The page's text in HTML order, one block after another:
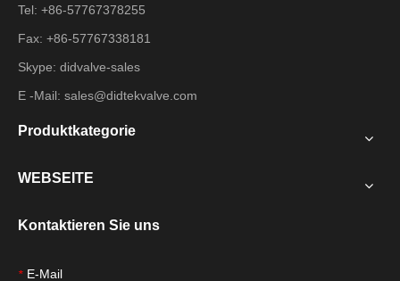
Tel: +86-57767378255
Fax: +86-57767338181
Skype: didvalve-sales
E -Mail: sales@didtekvalve.com
Produktkategorie
WEBSEITE
Kontaktieren Sie uns
* E-Mail